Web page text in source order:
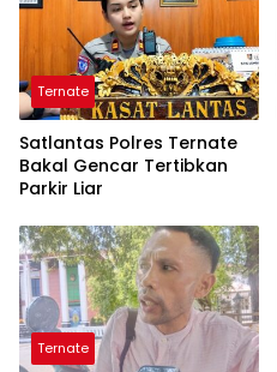
Ternate
Satlantas Polres Ternate
Bakal Gencar Tertibkan
Parkir Liar
Ternate